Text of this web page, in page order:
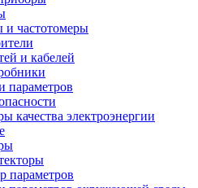
и частотомеры
и кабелей
параметров
качества электроэнергии
параметров